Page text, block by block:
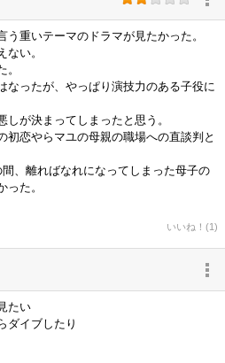
重いテーマのドラマが見たかった。
ない。
なったが、やっぱり演技力のある子役に
が決まってしまったと思う。
初恋やらマユの母親の職場への直談判と
、離ればなれになってしまった母子の
た。
いいね！(1)
たい
ダイブしたり